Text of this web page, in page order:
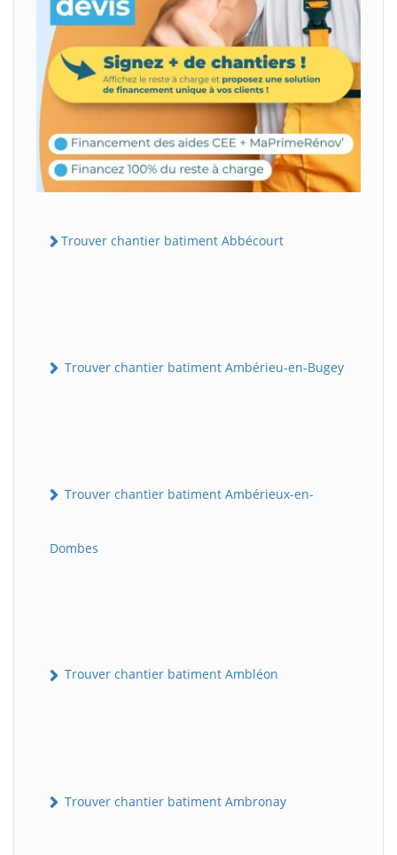
Trouver chantier batiment Abbécourt
Trouver chantier batiment Ambérieu-en-Bugey
Trouver chantier batiment Ambérieux-en-
Dombes
Trouver chantier batiment Ambléon
Trouver chantier batiment Ambronay